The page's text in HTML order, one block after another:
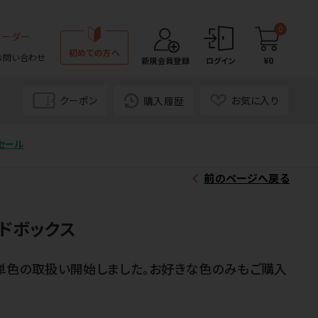
ダー
問い合わせ 初めての方へ
新規会員登録 ログイン
0
¥0
クーポン 購入履歴 お気に入り
ール
前のページへ戻る
ボックス
色の取扱い開始しました。お好きな色のみもご購入